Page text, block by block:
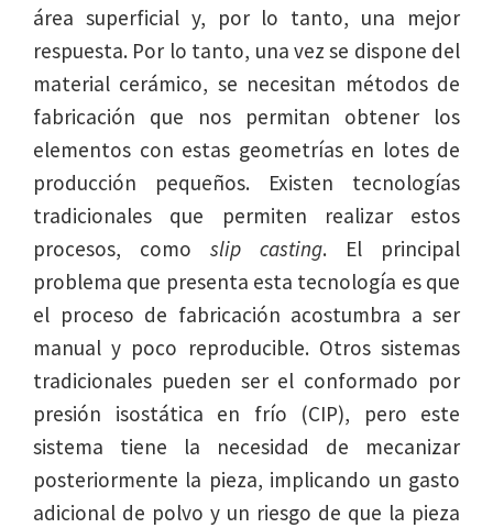
área superficial y, por lo tanto, una mejor
respuesta. Por lo tanto, una vez se dispone del
material cerámico, se necesitan métodos de
fabricación que nos permitan obtener los
elementos con estas geometrías en lotes de
producción pequeños. Existen tecnologías
tradicionales que permiten realizar estos
procesos, como slip casting. El principal
problema que presenta esta tecnología es que
el proceso de fabricación acostumbra a ser
manual y poco reproducible. Otros sistemas
tradicionales pueden ser el conformado por
presión isostática en frío (CIP), pero este
sistema tiene la necesidad de mecanizar
posteriormente la pieza, implicando un gasto
adicional de polvo y un riesgo de que la pieza